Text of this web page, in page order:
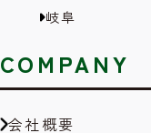
岐阜
COMPANY
会社概要